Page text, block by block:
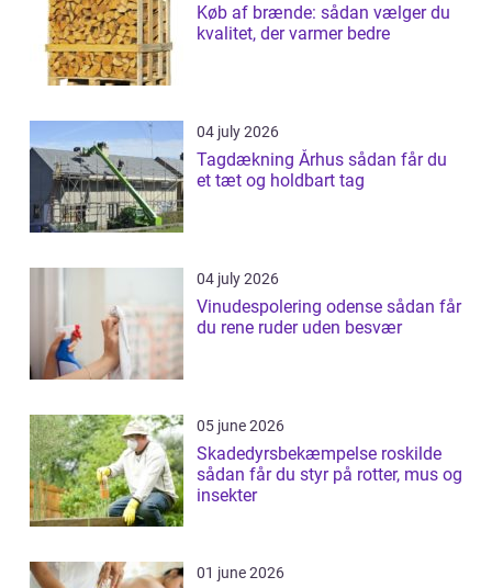
Køb af brænde: sådan vælger du
kvalitet, der varmer bedre
04 july 2026
Tagdækning Århus sådan får du
et tæt og holdbart tag
04 july 2026
Vinudespolering odense sådan får
du rene ruder uden besvær
05 june 2026
Skadedyrsbekæmpelse roskilde
sådan får du styr på rotter, mus og
insekter
01 june 2026